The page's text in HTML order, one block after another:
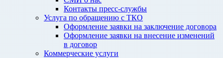
Контакты пресс-службы
Услуга по обращению с ТКО
Оформление заявки на заключение договора
Оформление заявки на внесение изменений
в договор
Коммерческие услуги